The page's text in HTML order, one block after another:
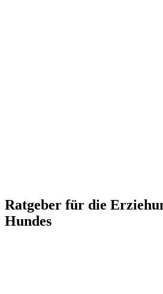
Ratgeber für die
Hundes